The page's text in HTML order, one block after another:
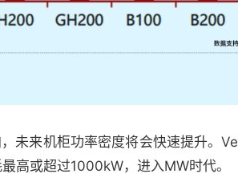
未来机柜功率密度将会快速提升。
高或超过1000kW，进入MW时代。